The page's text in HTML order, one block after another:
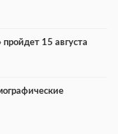
15 августа